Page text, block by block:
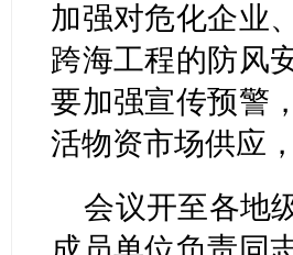
加强对危化企业
跨海工程的防风
要加强宣传预警
活物资市场供应
会议开至各地